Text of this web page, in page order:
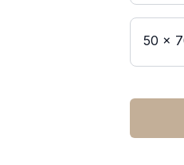
50 x